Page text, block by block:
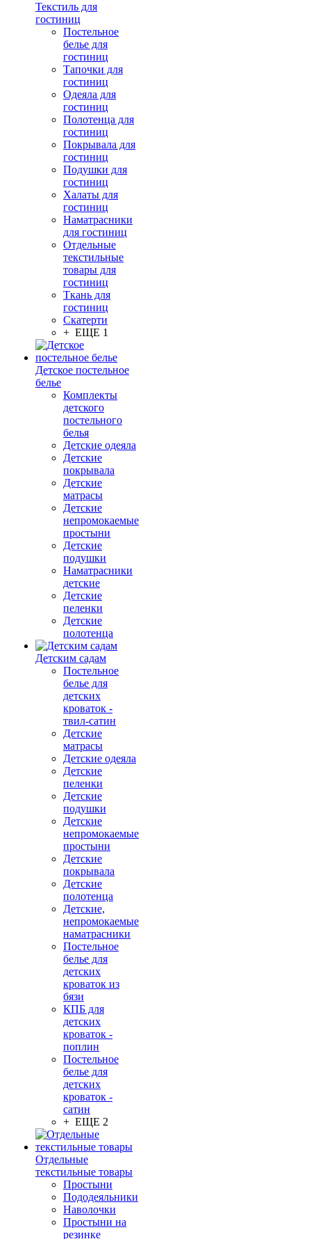
Текстиль для
гостиниц
Постельное
белье для
гостиниц
Тапочки для
гостиниц
Одеяла для
гостиниц
Полотенца для
гостиниц
Покрывала для
гостиниц
Подушки для
гостиниц
Халаты для
гостиниц
Наматрасники
для гостиниц
Отдельные
текстильные
товары для
гостиниц
Ткань для
гостиниц
Скатерти
+ ЕЩЕ 1
Детское постельное
белье
Комплекты
детского
постельного
белья
Детские одеяла
Детские
покрывала
Детские
матрасы
Детские
непромокаемые
простыни
Детские
подушки
Наматрасники
детские
Детские
пеленки
Детские
полотенца
Детским садам
Постельное
белье для
детских
кроваток -
твил-сатин
Детские
матрасы
Детские одеяла
Детские
пеленки
Детские
подушки
Детские
непромокаемые
простыни
Детские
покрывала
Детские
полотенца
Детские,
непромокаемые
наматрасники
Постельное
белье для
детских
кроваток из
бязи
КПБ для
детских
кроваток -
поплин
Постельное
белье для
детских
кроваток -
сатин
+ ЕЩЕ 2
Отдельные
текстильные товары
Простыни
Пододеяльники
Наволочки
Простыни на
резинке